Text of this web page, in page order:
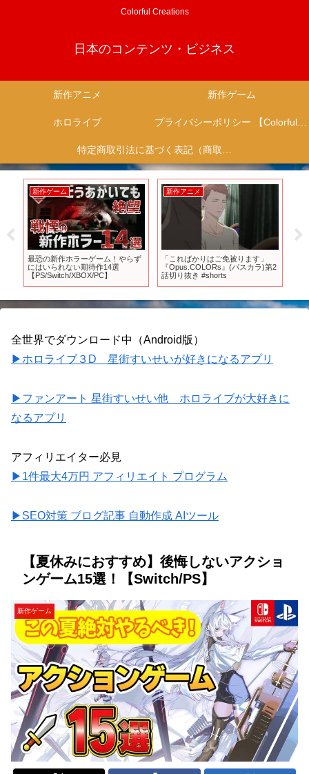
Colorful Creations
日本のコンテンツ・ビジネス
新作アニメ 新作ゲーム
ホロライブ プライバシーポリシー 【Colorful Creation】
特定商取引法に基づく表記（商取引に関する開示）
新作ゲーム
最恐の新作ホラーゲーム！やらず
にはいられない期待作14選
【PS/Switch/XBOX/PC】
新作アニメ
「こればかりはご免被ります」
『Opus.COLORs』(パスカラ)第2
話切り抜き #shorts
全世界でダウンロード中（Android版）
▶ホロライブ３D 星街すいせいが好きになるアプリ
▶ファンアート 星街すいせい他 ホロライブが大好きに
なるアプリ
アフィリエイター必見
▶1件最大4万円 アフィリエイト プログラム
▶SEO対策 ブログ記事 自動作成 AIツール
【夏休みにおすすめ】後悔しないアクショ
ンゲーム15選！【Switch/PS】
新作ゲーム